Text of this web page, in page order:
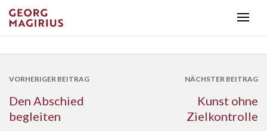
VORHERIGER BEITRAG
Den Abschied
begleiten
NÄCHSTER BEITRAG
Kunst ohne
Zielkontrolle